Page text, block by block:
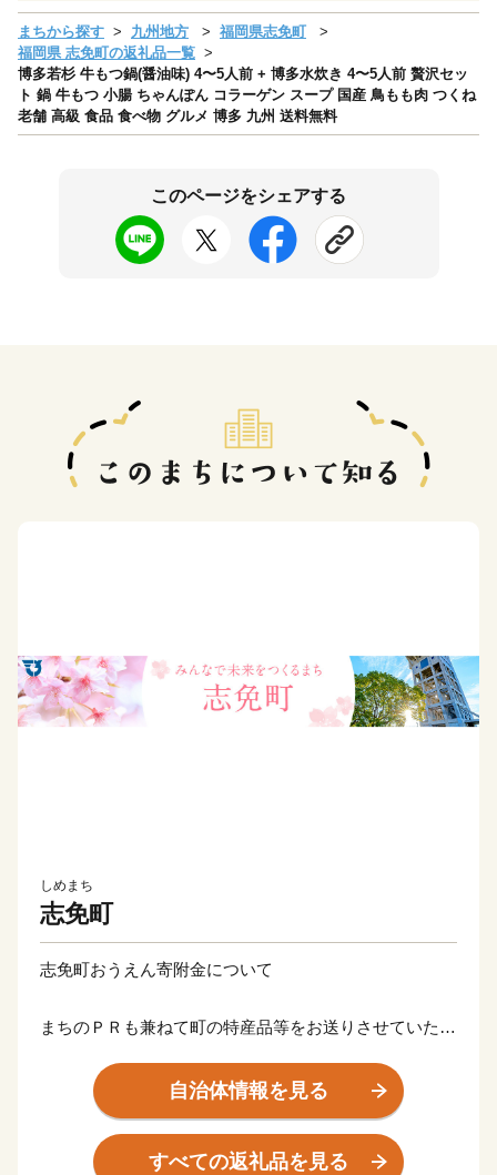
まちから探す 九州地方
福岡県志免町
福岡県 志免町の返礼品一覧
博多若杉 牛もつ鍋(醤油味) 4〜5人前 + 博多水炊き 4〜5人前 贅沢セッ
ト 鍋 牛もつ 小腸 ちゃんぽん コラーゲン スープ 国産 鳥もも肉 つくね
老舗 高級 食品 食べ物 グルメ 博多 九州 送料無料
このページをシェアする
しめまち
志免町
志免町おうえん寄附金について
まちのＰＲも兼ねて町の特産品等をお送りさせていただ
【決済方法について】
お申し込みはクレジットカードのみの受付となっており
自治体情報を見る
すべての返礼品を見る